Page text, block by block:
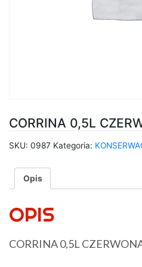
CORRINA 0,5L
SKU: 0987 Kategoria:
Opis
OPIS
CORRINA 0,5L